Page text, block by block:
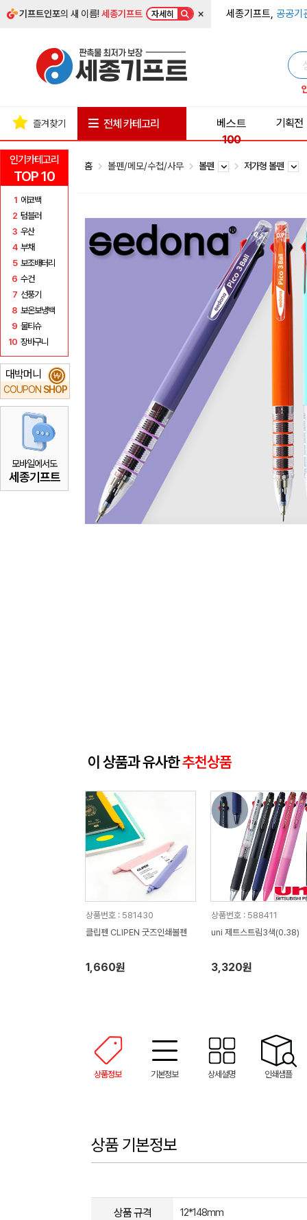
기프트인포의 새 이름!세종기프트 자세히 × 세종기프트, 공공기
인기카테고리
TOP 10
1 에코백
2 텀블러
3 우산
4 부채
5 보조배터리
6 수건
7 선풍기
8 보온보냉백
9 물티슈
10 장바구니
대박머니
COUPON SHOP
₩
모바일에서도
세종기프트
즐겨찾기 전체 카테고리
베스트
100
기획전
홈 볼펜/메모/수첩/사무 볼펜 저가형 볼펜
이 상품과 유사한추천상품
상품번호 : 581430
클립펜 CLIPEN 굿즈인쇄볼펜
1,660원
상품번호 : 588411
uni 제트스트림3색(0.38)
3,320원
상품정보 기본정보 상세설명 인쇄샘플
상품 기본정보
상품 규격 12*148mm